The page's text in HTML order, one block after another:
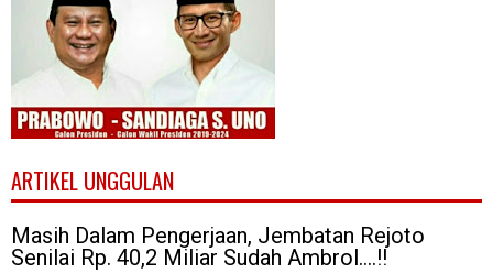
ARTIKEL UNGGULAN
Masih Dalam Pengerjaan, Jembatan Rejoto
Senilai Rp. 40,2 Miliar Sudah Ambrol....!!